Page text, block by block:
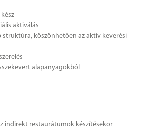
aktiválás
struktúra, köszönhetően az aktív keverési
alapanyagokból
indirekt restaurátumok készítésekor